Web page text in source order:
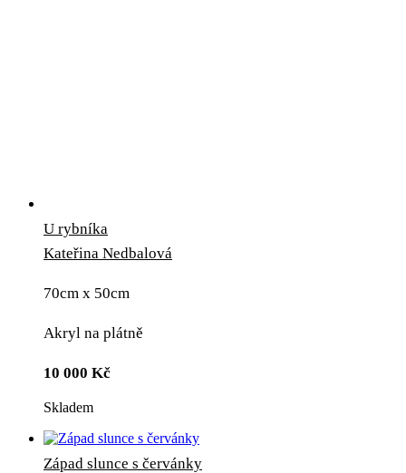
U rybníka
Kateřina Nedbalová
70cm x 50cm
Akryl na plátně
10 000 Kč
Skladem
Západ slunce s červánky